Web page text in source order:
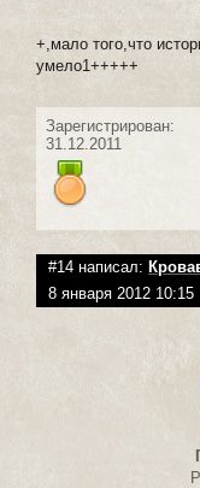
+,мало того,что
умело1+++++
Зарегистрирован:
31.12.2011
#14 написал:
8 января 2012 10:15